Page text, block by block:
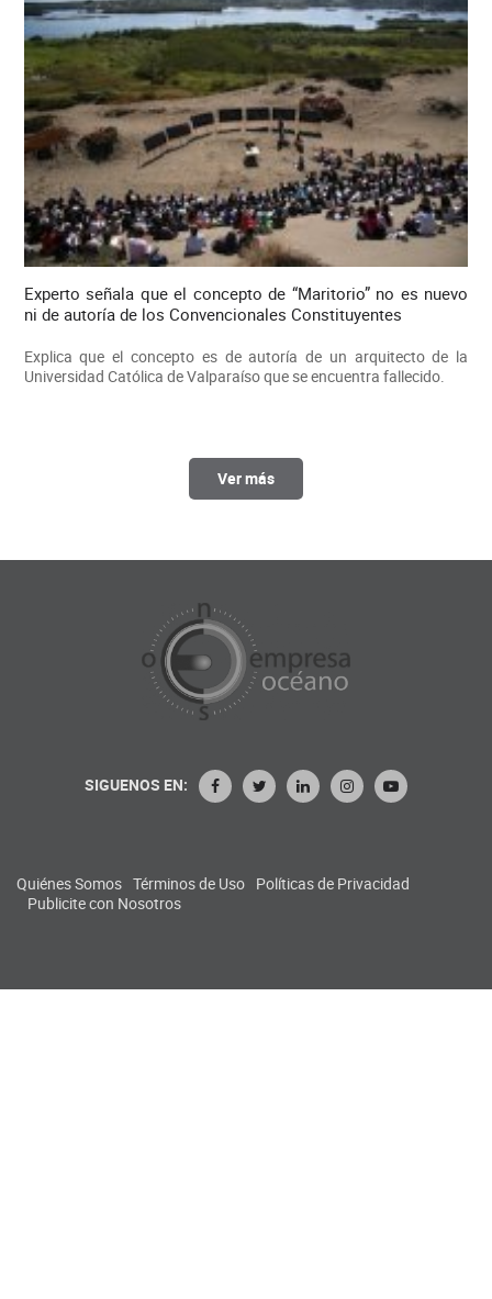
Experto señala que el concepto de “Maritorio” no es nuevo
ni de autoría de los Convencionales Constituyentes
Explica que el concepto es de autoría de un arquitecto de la
Universidad Católica de Valparaíso que se encuentra fallecido.
Ver más
SIGUENOS EN:
Quiénes Somos Términos de Uso Políticas de Privacidad
Publicite con Nosotros